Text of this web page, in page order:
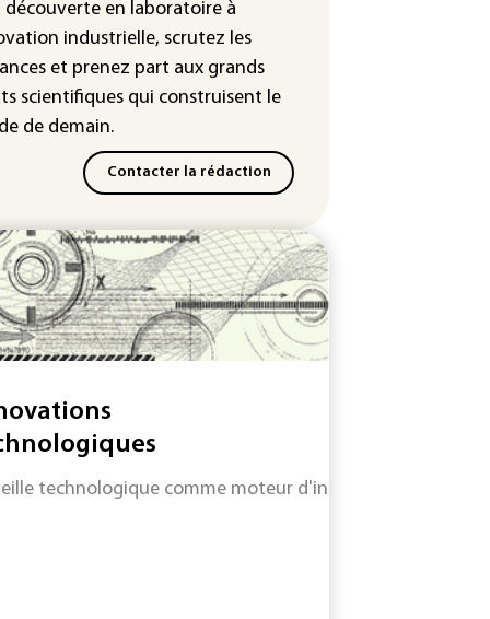
5 d'Anthropic crée de
identités lors d'un test au
Uni
découverte en laboratoire à
industrielle, scrutez les
et prenez part aux grands
scientifiques qui construisent le
de demain.
Contacter la rédaction
technologique comme moteur d'innovation pour